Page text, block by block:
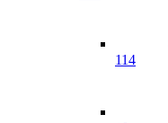
114